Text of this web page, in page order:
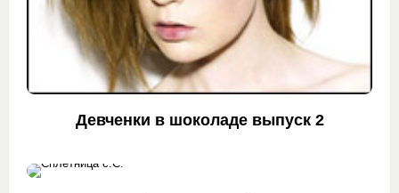
Девченки в шоколаде выпуск 2